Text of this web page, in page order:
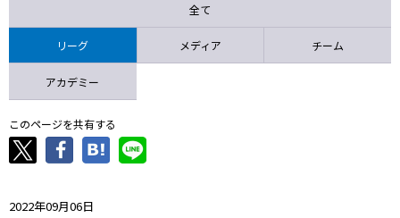
全て
リーグ メディア チーム
アカデミー
このページを共有する
2022年09月06日